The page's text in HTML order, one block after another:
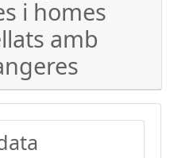
i homes
amb